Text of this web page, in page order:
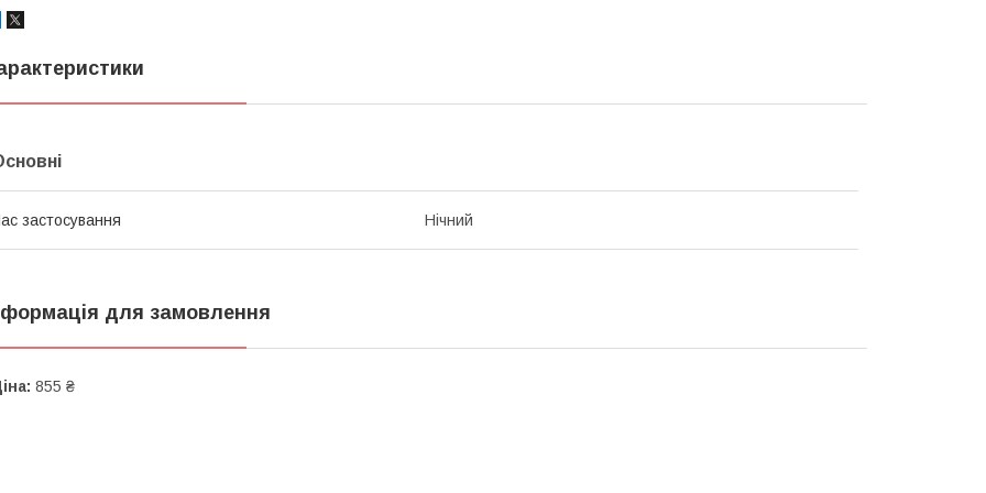
застосування Нічний
для замовлення
855 ₴